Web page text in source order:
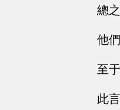
總
他
至
此